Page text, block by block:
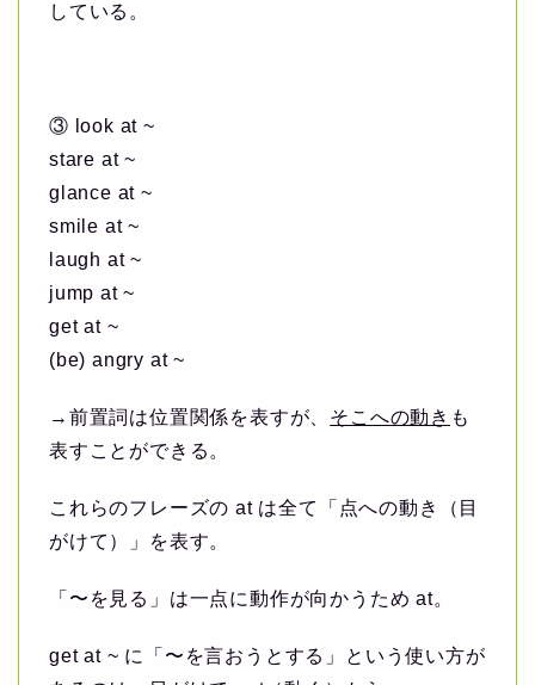
している。
③ look at ~
stare at ~
glance at ~
smile at ~
laugh at ~
jump at ~
get at ~
(be) angry at ~
→前置詞は位置関係を表すが、 そこへの動き も
表すことができる。
これらのフレーズの at は全て「点への動き（目
がけて）」を表す。
「〜を見る」は一点に動作が向かうため at。
get at ~ に「〜を言おうとする」という使い方が